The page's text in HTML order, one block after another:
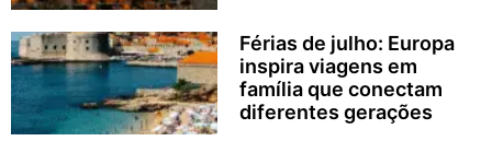
Férias de julho: Europa
inspira viagens em
família que conectam
diferentes gerações